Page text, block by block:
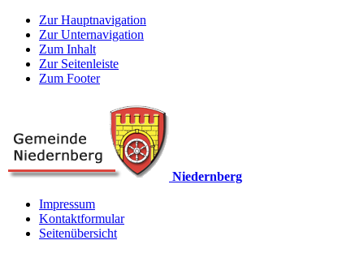
Zur Hauptnavigation
Zur Unternavigation
Zum Inhalt
Zur Seitenleiste
Zum Footer
Niedernberg
Impressum
Kontaktformular
Seitenübersicht